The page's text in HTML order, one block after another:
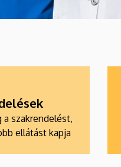
a szakrendelést,
ellátást kapja